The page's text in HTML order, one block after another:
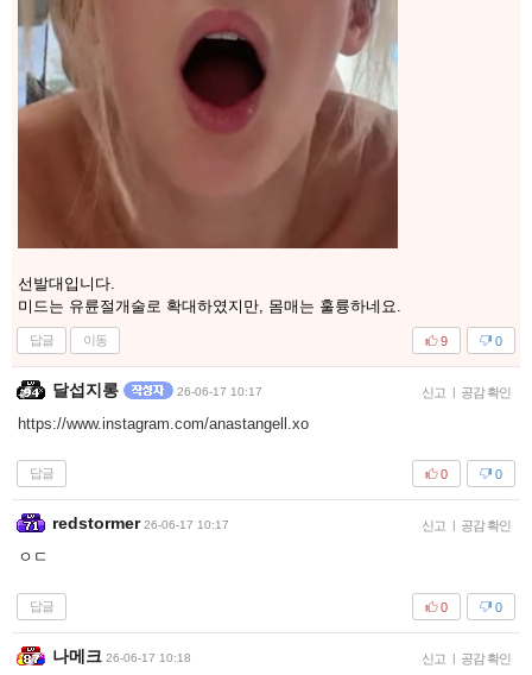
선발대입니다.
미드는 유륜절개술로 확대하였지만, 몸매는 훌륭하네요.
답글 이동 0
9
달섭지롱 26-06-17 10:17 신고 | 공감 확인
https://www.instagram.com/anastangell.xo
답글 0
0
redstormer 26-06-17 10:17 신고 | 공감 확인
ㅇㄷ
답글 0
0
나메크 26-06-17 10:18 신고 | 공감 확인